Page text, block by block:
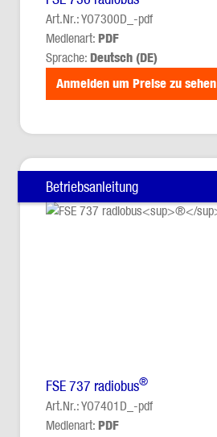
Art.Nr.: YO7300D_-pdf
Medienart: PDF
Sprache: Deutsch (DE)
Anmelden um Preise zu sehen
Betriebsanleitung
FSE 737 radiobus®
Art.Nr.: YO7401D_-pdf
Medienart: PDF